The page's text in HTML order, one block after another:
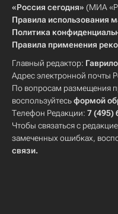
«Россия сегодня» (МИА
Правила использования
Политика
Правила применения
Главный редактор:
Адрес электронной почты
По вопросам размещения
воспользуйтесьформой
Телефон Редакции: 7 (495)
Чтобы связаться с
замеченных ошибках,
связи.